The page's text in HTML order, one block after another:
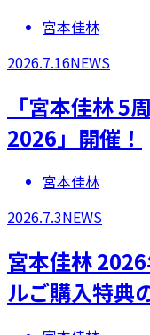
宮本佳林
2026.7.16NEWS
「宮本佳林 5
2026」開催！
宮本佳林
2026.7.3NEWS
宮本佳林
ルご購入特典